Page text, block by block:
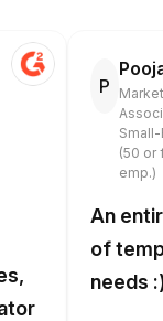
P
(50 or
emp.)
An
of
needs